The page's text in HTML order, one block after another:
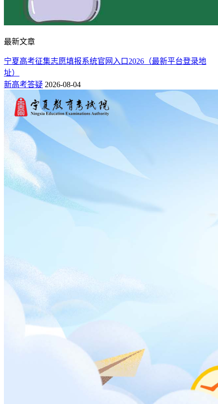
最新文章
宁夏高考征集志愿填报系统官网入口2026（最新平台登录地
址）
新高考答疑 2026-08-04